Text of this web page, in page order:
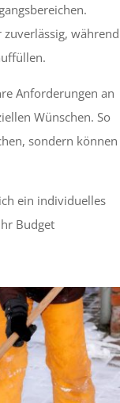
während
Anforderungen an
Wünschen. So
sondern können
ein individuelles
Budget